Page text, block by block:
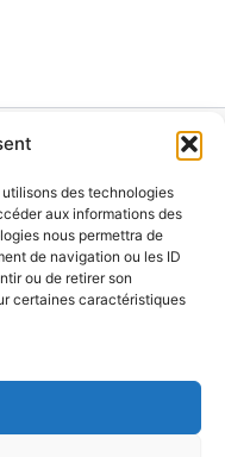
des technologies
aux informations des
nous permettra de
de navigation ou les ID
ou de retirer son
certaines caractéristiques